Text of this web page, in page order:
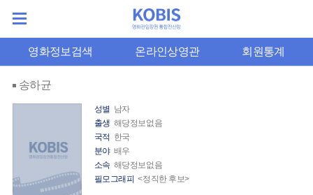
영화정보검색 온라인상영관 회원통계
송하균
성별 남자
출생 해당정보없음
국적 한국
분야 배우
소속 해당정보없음
필모그래피 <정직한 후보>